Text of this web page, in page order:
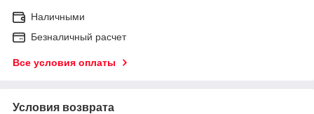
Наличными
Безналичный расчет
Все условия оплаты
Условия возврата